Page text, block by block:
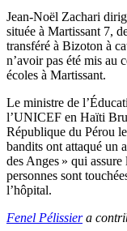
Jean-Noël Zachari
située à Martissant 7,
transféré à Bizoton à
n’avoir pas été mis au
écoles à Martissant.
Le ministre de
l’UNICEF en Haïti
République du Pérou
bandits ont attaqué un
des Anges » qui
personnes sont
l’hôpital.
Fenel Pélissiera